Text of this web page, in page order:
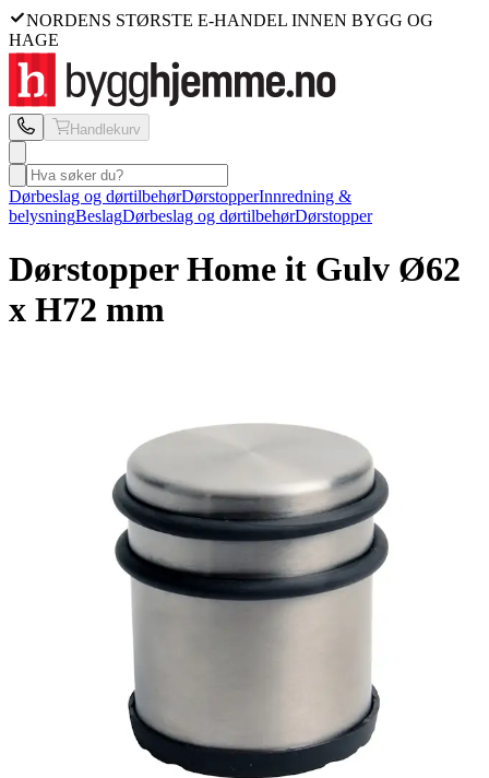
NORDENS STØRSTE E-HANDEL INNEN BYGG OG
HAGE
Handlekurv
Dørbeslag og dørtilbehørDørstopperInnredning &
belysningBeslagDørbeslag og dørtilbehørDørstopper
Dørstopper Home it Gulv Ø62
x H72 mm